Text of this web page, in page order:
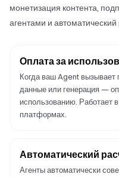
монетизация контента,
агентами и автоматический
Оплата за
Когда ваш Agent вызывает
данные или генерация —
использованию. Работает
платформах.
Автоматический
Агенты автоматически